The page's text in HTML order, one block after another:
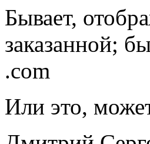
Бывает,
заказанной;
.com
Или это,